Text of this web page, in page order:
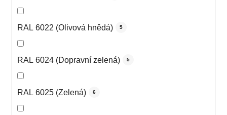
RAL 6022 (Olivová hnědá) 5
RAL 6024 (Dopravní zelená) 5
RAL 6025 (Zelená) 6